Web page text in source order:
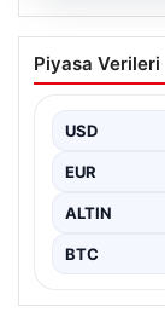
Adresi Ve
oluşturması
Halen…
Piyasa Verileri
USD
EUR
ALTIN
BTC